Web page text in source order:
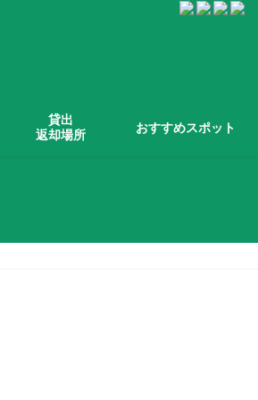
貸出
返却場所
おすすめスポット